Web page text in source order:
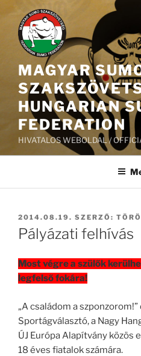
Tartalomhoz
MAGYAR
HUNGARIAN
FEDERATION
HIVATALOS WEBOLDAL /
BEKÜLDVE:
2014.08.19. SZERZŐ:
Pályázati felhívás
Most végre a szülők
legfelső fokára!
„A családom a
Sportágválasztó, a Nagy
ÚJ Európa Alapítvány közös
18 éves fiatalok számára.